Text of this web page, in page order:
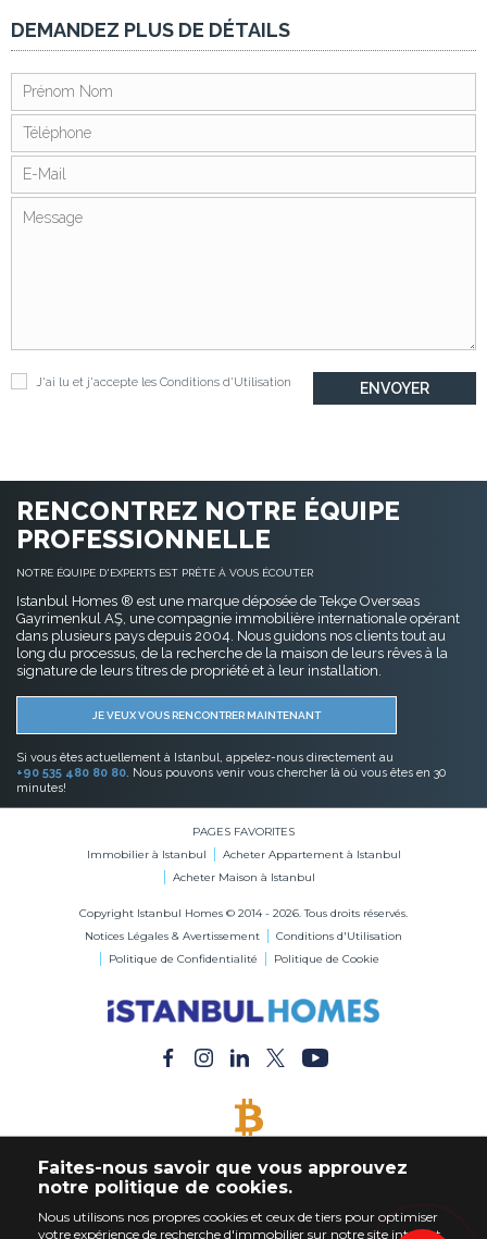
DEMANDEZ PLUS DE DÉTAILS
J'ai lu et j'accepte les Conditions d'Utilisation
RENCONTREZ NOTRE ÉQUIPE
PROFESSIONNELLE
NOTRE ÉQUIPE D'EXPERTS EST PRÊTE À VOUS ÉCOUTER
Istanbul Homes ® est une marque déposée de Tekçe Overseas
Gayrimenkul AŞ, une compagnie immobilière internationale opérant
dans plusieurs pays depuis 2004. Nous guidons nos clients tout au
long du processus, de la recherche de la maison de leurs rêves à la
signature de leurs titres de propriété et à leur installation.
JE VEUX VOUS RENCONTRER MAINTENANT
Si vous êtes actuellement à Istanbul, appelez-nous directement au
+90 535 480 80 80. Nous pouvons venir vous chercher là où vous êtes en 30
minutes!
PAGES FAVORITES
Immobilier à Istanbul
Acheter Appartement à Istanbul
Acheter Maison à Istanbul
Copyright Istanbul Homes © 2014 - 2026. Tous droits réservés.
Notices Légales & Avertissement
Conditions d'Utilisation
Politique de Confidentialité
Politique de Cookie
Acheter Immobilier en Bitcoin
Faites-nous savoir que vous approuvez
notre politique de cookies.
Nous utilisons nos propres cookies et ceux de tiers pour optimiser
votre expérience de recherche d'immobilier sur notre site internet.